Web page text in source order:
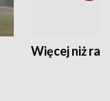
Więcej niż rajd